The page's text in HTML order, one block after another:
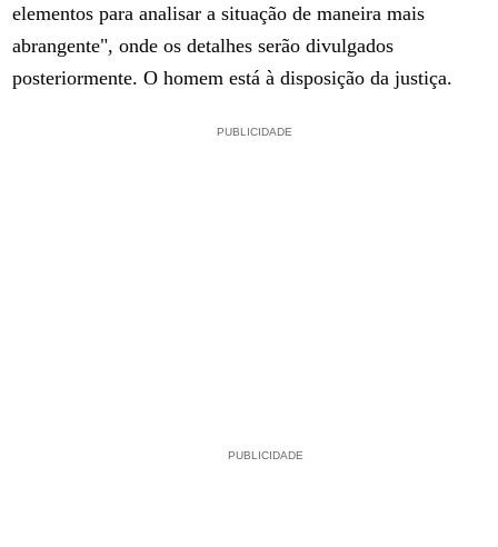
elementos para analisar a situação de maneira mais
abrangente", onde os detalhes serão divulgados
posteriormente. O homem está à disposição da justiça.
PUBLICIDADE
PUBLICIDADE